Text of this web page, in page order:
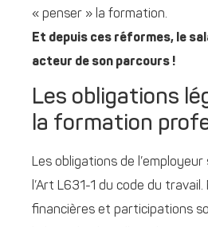
« penser » la formation.
Et depuis ces réformes, le
acteur de son parcours !
Les obligations
la formation
Les obligations de
l’Art L631-1 du code du
financières et participations